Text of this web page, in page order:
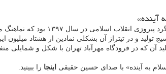
آینده»
ملی میهنی «سلام به آینده» با صدای حسین حقیقی در دسترس مخاطبان قرار گرفت.
و در تیتراژ آن بشکلی نمادین از هشتاد میلیون
آن که در فرودگاه مهرآباد تهران با شکل و شمایلی
به آینده» با صدای حسین حقیقی اینجا را ببینید.